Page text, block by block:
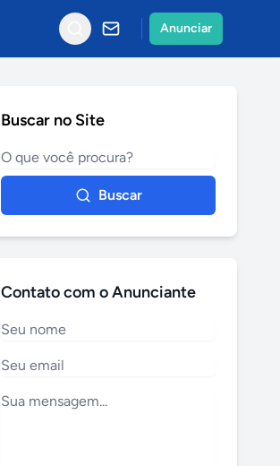
Anunciar
Buscar no Site
Buscar
Contato com o Anunciante